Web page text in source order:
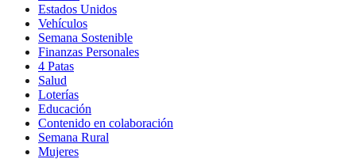
Estados Unidos
Vehículos
Semana Sostenible
Finanzas Personales
4 Patas
Salud
Loterías
Educación
Contenido en colaboración
Semana Rural
Mujeres